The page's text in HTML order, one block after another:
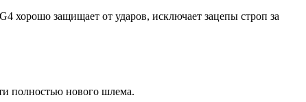
защищает от ударов, исключает зацепы строп за
полностью нового шлема.